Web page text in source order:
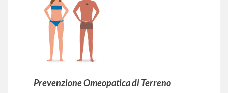
Prevenzione Omeopatica di Terreno